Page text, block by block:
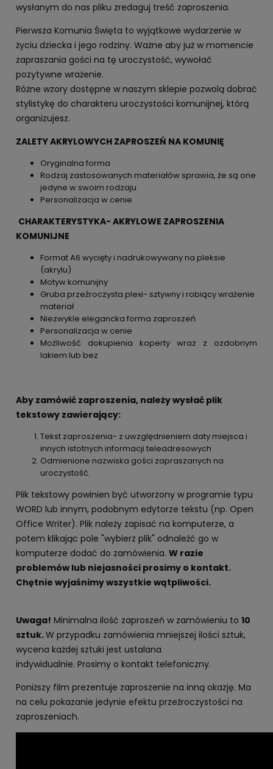
wysłanym do nas pliku zredaguj treść zaproszenia.
Pierwsza Komunia Święta to wyjątkowe wydarzenie w
życiu dziecka i jego rodziny. Ważne aby już w momencie
zapraszania gości na tę uroczystość, wywołać
pozytywne wrażenie.
Różne wzory dostępne w naszym sklepie pozwolą dobrać
stylistykę do charakteru uroczystości komunijnej, którą
organizujesz.
ZALETY AKRYLOWYCH ZAPROSZEŃ NA KOMUNIĘ
Oryginalna forma
Rodzaj zastosowanych materiałów sprawia, że są one
jedyne w swoim rodzaju
Personalizacja w cenie
CHARAKTERYSTYKA- AKRYLOWE ZAPROSZENIA
KOMUNIJNE
Format A6 wycięty i nadrukowywany na pleksie
(akrylu)
Motyw komunijny
Gruba przeźroczysta plexi- sztywny i robiący wrażenie
materiał
Niezwykle elegancka forma zaproszeń
Personalizacja w cenie
Możliwość dokupienia koperty wraz z ozdobnym
lakiem lub bez
Aby zamówić zaproszenia, należy wysłać plik
tekstowy zawierający:
Tekst zaproszenia- z uwzględnieniem daty miejsca i
innych istotnych informacji teleadresowych
Odmienione nazwiska gości zapraszanych na
uroczystość.
Plik tekstowy powinien być utworzony w programie typu
WORD lub innym, podobnym edytorze tekstu (np. Open
Office Writer). Plik należy zapisać na komputerze, a
potem klikając pole "wybierz plik" odnaleźć go w
komputerze dodać do zamówienia. W razie
problemów lub niejasności prosimy o kontakt.
Chętnie wyjaśnimy wszystkie wątpliwości.
Uwaga! Minimalna ilość zaproszeń w zamówieniu to 10
sztuk.W przypadku zamówienia mniejszej ilości sztuk,
wycena każdej sztuki jest ustalana
indywidualnie. Prosimy o kontakt telefoniczny.
Poniższy film prezentuje zaproszenie na inną okazję. Ma
na celu pokazanie jedynie efektu przeźroczystości na
zaproszeniach.